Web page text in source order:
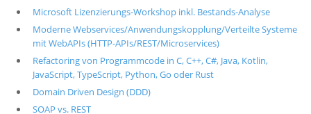
Microsoft Lizenzierungs-Workshop inkl. Bestands-Analyse
Moderne Webservices/Anwendungskopplung/Verteilte Systeme
mit WebAPIs (HTTP-APIs/REST/Microservices)
Refactoring von Programmcode in C, C++, C#, Java, Kotlin,
JavaScript, TypeScript, Python, Go oder Rust
Domain Driven Design (DDD)
SOAP vs. REST